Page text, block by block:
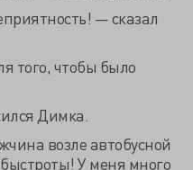
— сказал
того, чтобы было
Димка.
возле автобусной
У меня много